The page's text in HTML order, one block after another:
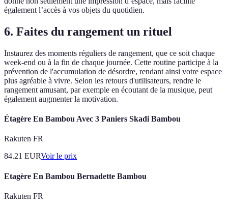
également l’accès à vos objets du quotidien.
6. Faites du rangement un rituel
Instaurez des moments réguliers de rangement, que ce soit chaque
week-end ou à la fin de chaque journée. Cette routine participe à la
prévention de l'accumulation de désordre, rendant ainsi votre espace
plus agréable à vivre. Selon les retours d'utilisateurs, rendre le
rangement amusant, par exemple en écoutant de la musique, peut
également augmenter la motivation.
Étagère En Bambou Avec 3 Paniers Skadi Bambou
Rakuten FR
84.21 EURVoir le prix
Etagère En Bambou Bernadette Bambou
Rakuten FR